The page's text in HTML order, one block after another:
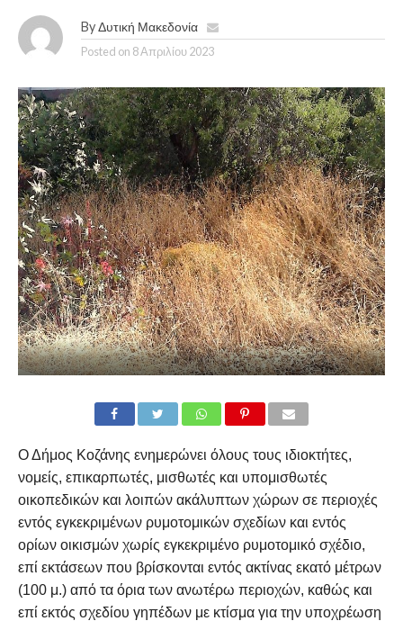
By Δυτική Μακεδονία
Posted on 8 Απριλίου 2023
Ο Δήμος Κοζάνης ενημερώνει όλους τους ιδιοκτήτες,
νομείς, επικαρπωτές, μισθωτές και υπομισθωτές
οικοπεδικών και λοιπών ακάλυπτων χώρων σε περιοχές
εντός εγκεκριμένων ρυμοτομικών σχεδίων και εντός
ορίων οικισμών χωρίς εγκεκριμένο ρυμοτομικό σχέδιο,
επί εκτάσεων που βρίσκονται εντός ακτίνας εκατό μέτρων
(100 μ.) από τα όρια των ανωτέρω περιοχών, καθώς και
επί εκτός σχεδίου γηπέδων με κτίσμα για την υποχρέωση